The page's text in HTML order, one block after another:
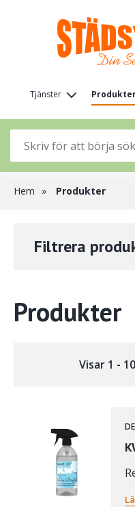
huvudinnehåll
(nivå
1)
Tjänster
Länkstig
Hem Produkter
Filtrera
Produkter
Visar 1 -